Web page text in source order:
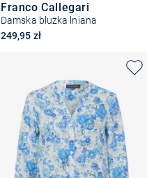
Franco Callegari
Damska bluzka lniana
249,95 zł